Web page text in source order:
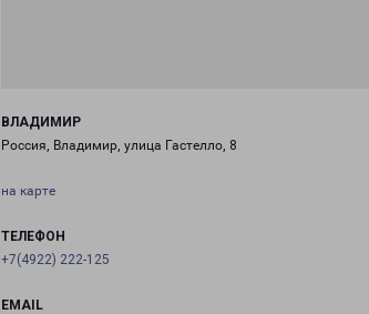
ВЛАДИМИР
Россия, Владимир, улица Гастелло, 8
на карте
ТЕЛЕФОН
+7(4922) 222-125
EMAIL